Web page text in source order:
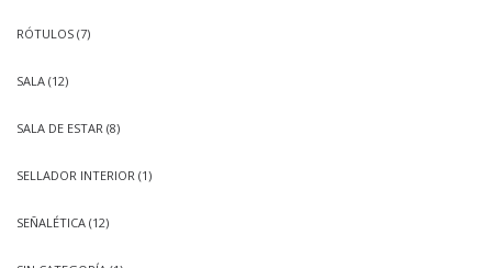
RÓTULOS (7)
SALA (12)
SALA DE ESTAR (8)
SELLADOR INTERIOR (1)
SEÑALÉTICA (12)